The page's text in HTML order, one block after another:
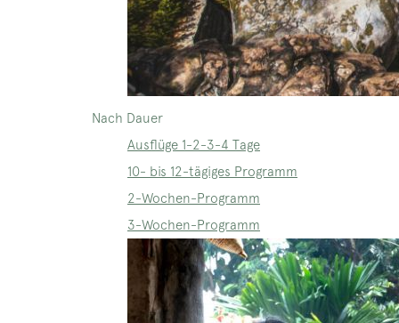
Nach Dauer
Ausflüge 1-2-3-4 Tage
10- bis 12-tägiges Programm
2-Wochen-Programm
3-Wochen-Programm